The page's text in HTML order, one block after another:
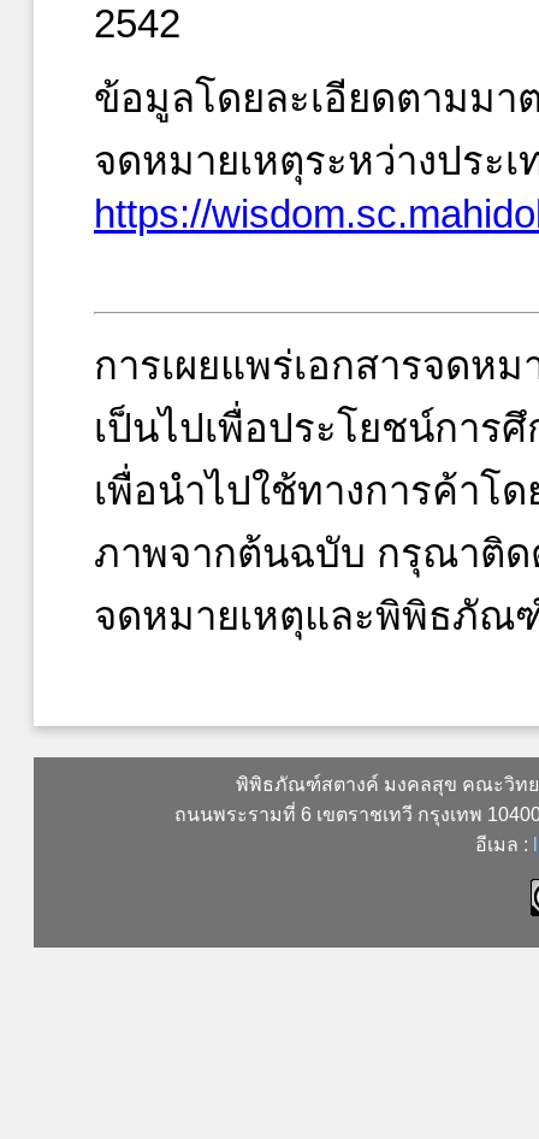
2542
ข้อมูลโดยละเอียดตามมา
จดหมายเหตุระหว่างประเ
https://
การเผยแพร่เอกสารจดห
เป็นไปเพื่อประโยชน์การ
เพื่อนำไปใช้ทางการค้าโ
ภาพจากต้นฉบับ กรุณาติ
จดหมายเหตุและพิพิธภัณ
พิพิธภัณฑ์สตางค์ มงคลสุข คณะวิทย
ถนนพระรามที่ 6 เขตราชเทวี กรุงเทพ
อีเมล :